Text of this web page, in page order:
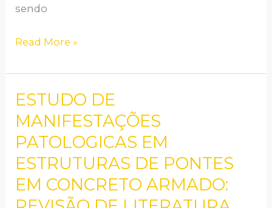
sendo
Read More »
ESTUDO DE
MANIFESTAÇÕES
PATOLOGICAS EM
ESTRUTURAS DE PONTES
EM CONCRETO ARMADO:
ESTUDO
DE
MANIFESTAÇÕES
PATOLOGICAS
EM
ESTRUTURAS